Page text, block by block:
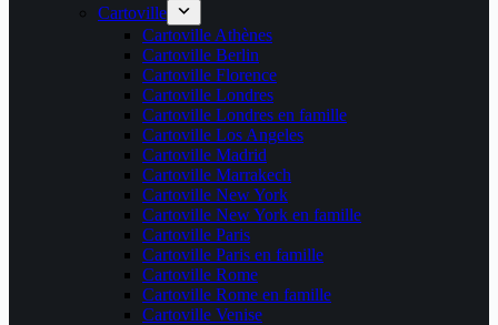
Cartoville
Cartoville Athènes
Cartoville Berlin
Cartoville Florence
Cartoville Londres
Cartoville Londres en famille
Cartoville Los Angeles
Cartoville Madrid
Cartoville Marrakech
Cartoville New York
Cartoville New York en famille
Cartoville Paris
Cartoville Paris en famille
Cartoville Rome
Cartoville Rome en famille
Cartoville Venise